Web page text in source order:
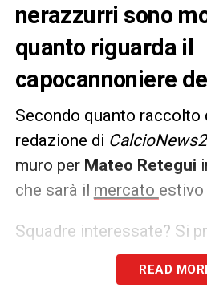
nerazzurri sono
quanto riguarda il
capocannoniere
Secondo quanto raccolto
redazione di
muro per Mateo Retegui
che sarà il mercato estivo
Squadre interessate? Si
movimento su fronte
una certezza:la Dea per
READ